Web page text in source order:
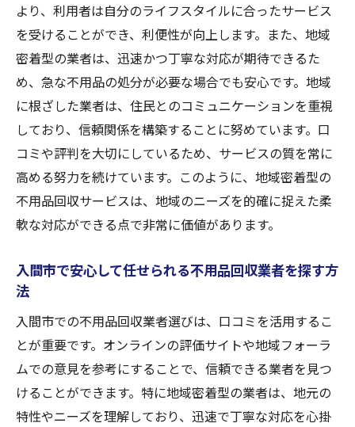
より、利用者は自分のライフスタイルに合ったサービス
を受けることができ、利便性が向上します。また、地域
密着型の業者は、迅速かつ丁寧な対応が期待できるた
め、急な不用品の処分が必要な場合でも安心です。地域
に根ざした業者は、住民とのコミュニケーションを重視
しており、信頼関係を構築することに努めています。口
コミや評判を大切にしているため、サービスの質を常に
高める努力を続けています。このように、地域密着型の
不用品回収サービスは、地域のニーズを的確に捉えた柔
軟な対応ができる点で非常に価値があります。
入間市で安心して任せられる不用品回収業者を探す方
法
入間市での不用品回収業者選びは、口コミを活用するこ
とが重要です。オンラインの評価サイトや地域フォーラ
ムでの意見を参考にすることで、信頼できる業者を見つ
けることができます。特に地域密着型の業者は、地元の
特性やニーズを理解しており、迅速で丁寧な対応を心掛